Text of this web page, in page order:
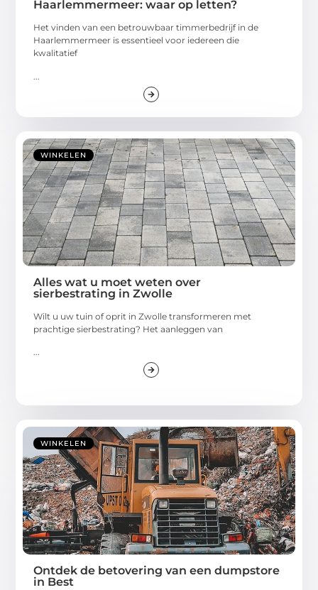
Haarlemmermeer: waar op letten?
Het vinden van een betrouwbaar timmerbedrijf in de
Haarlemmermeer is essentieel voor iedereen die
kwalitatief
WINKELEN
Alles wat u moet weten over
sierbestrating in Zwolle
Wilt u uw tuin of oprit in Zwolle transformeren met
prachtige sierbestrating? Het aanleggen van
...
WINKELEN
Ontdek de betovering van een dumpstore
in Best